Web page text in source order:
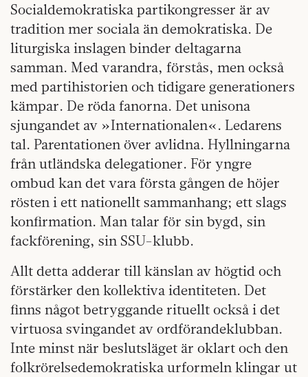
Socialdemokratiska partikongresser är av
tradition mer sociala än demokratiska. De
liturgiska inslagen binder deltagarna
samman. Med varandra, förstås, men också
med partihistorien och tidigare generationers
kämpar. De röda fanorna. Det unisona
sjungandet av »Internationalen«. Ledarens
tal. Parentationen över avlidna. Hyllningarna
från utländska delegationer. För yngre
ombud kan det vara första gången de höjer
rösten i ett nationellt sammanhang; ett slags
konfirmation. Man talar för sin bygd, sin
fackförening, sin SSU-klubb.
Allt detta adderar till känslan av högtid och
förstärker den kollektiva identiteten. Det
finns något betryggande rituellt också i det
virtuosa svingandet av ordförandeklubban.
Inte minst när beslutsläget är oklart och den
folkrörelsedemokratiska urformeln klingar ut